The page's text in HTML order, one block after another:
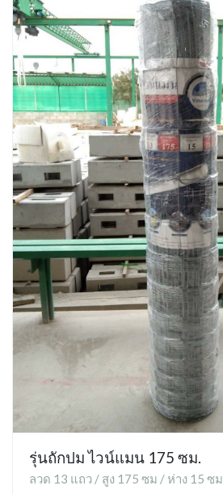
รุ่นถักปม ไวน์แมน 175 ซม.
ลวด 13 แถว / สูง 175 ซม / ห่าง 15 ซม